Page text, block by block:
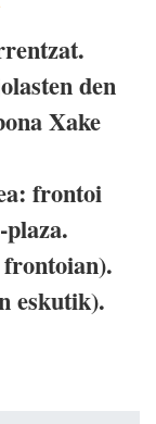
den
Xake
frontoi
eskutik).